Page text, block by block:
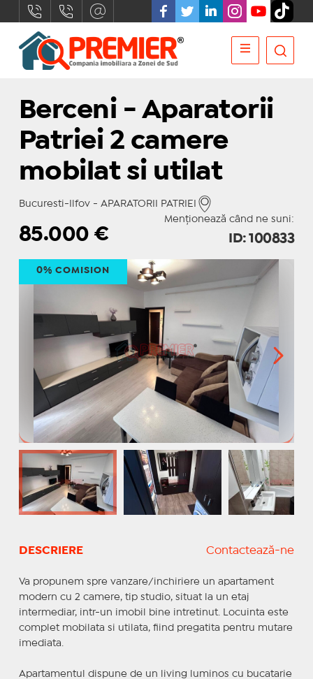
Berceni - Aparatorii
Patriei 2 camere
mobilat si utilat
Bucuresti-Ilfov - APARATORII PATRIEI
Menționează când ne suni:
85.000€ ID: 100833
0% COMISION
DESCRIERE Contactează-ne
Va propunem spre vanzare/inchiriere un apartament
modern cu 2 camere, tip studio, situat la un etaj
intermediar, intr-un imobil bine intretinut. Locuinta este
complet mobilata si utilata, fiind pregatita pentru mutare
imediata.
Apartamentul dispune de un living luminos cu bucatarie